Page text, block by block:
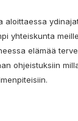
aloittaessa
yhteiskunta
elämää
ohjeistuksiin